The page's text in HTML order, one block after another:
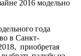
2016 модельно
года
в Санкт-
приобретая